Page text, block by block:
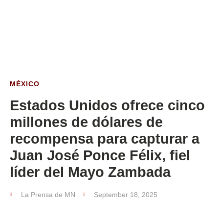
MÉXICO
Estados Unidos ofrece cinco
millones de dólares de
recompensa para capturar a
Juan José Ponce Félix, fiel
líder del Mayo Zambada
La Prensa de MN September 18, 2025